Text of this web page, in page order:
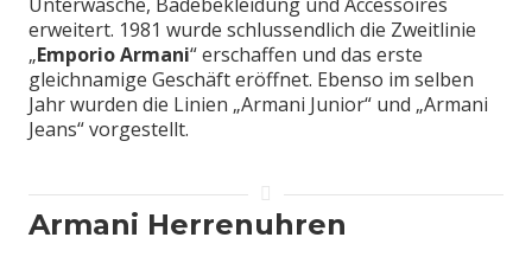
erweitert. 1981 wurde schlussendlich die Zweitlinie
„Emporio Armani“ erschaffen und das erste
gleichnamige Geschäft eröffnet. Ebenso im selben
Jahr wurden die Linien „Armani Junior“ und „Armani
Jeans“ vorgestellt.
Armani Herrenuhren